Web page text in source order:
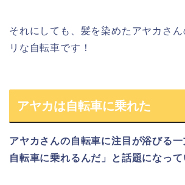
それにしても、髪を染めた アヤカさん
リな自転車です！
アヤカは自転車に乗れた
アヤカさんの自転車に注目が浴びる一
自転車に乗れるんだ 」と話題になって